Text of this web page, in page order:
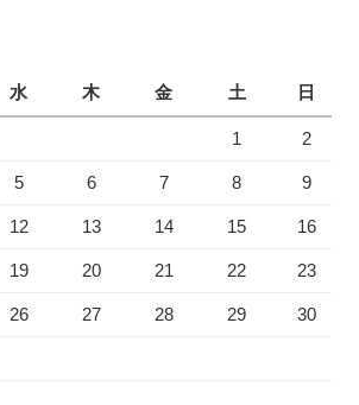
水 木 金 土 日
1 2
5 6 7 8 9
12 13 14 15 16
19 20 21 22 23
26 27 28 29 30